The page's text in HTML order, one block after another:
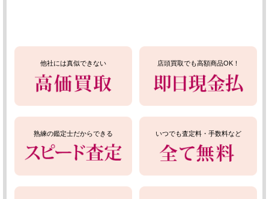
他社には真似できない 店頭買取でも高額商品OK！
熟練の鑑定士だからできる いつでも査定料・手数料など